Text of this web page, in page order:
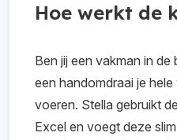
Hoe werkt de
Ben jij een vakman in
een handomdraai je
voeren. Stella gebruikt
Excel en voegt deze